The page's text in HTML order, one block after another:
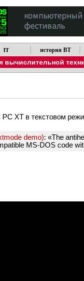
IT история ВТ
вычислительной
XT в текстовом
demo): «The
MS-DOS code